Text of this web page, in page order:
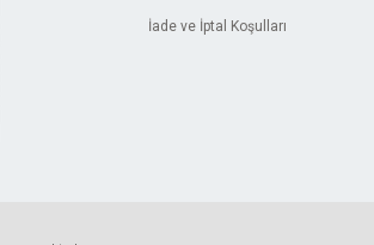
İade ve İptal Koşulları